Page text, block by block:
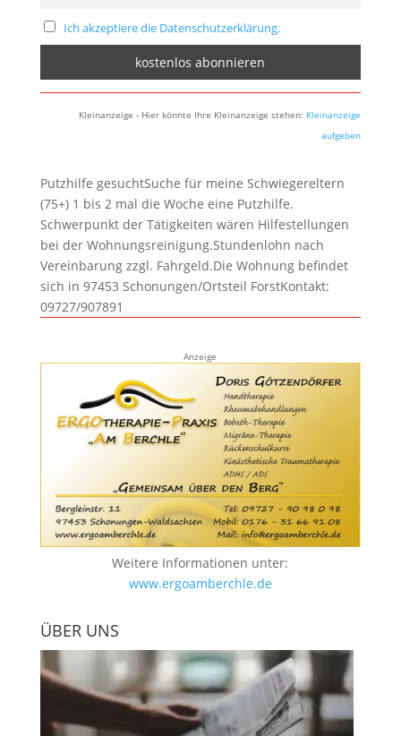
Ich akzeptiere die Datenschutzerklärung.
Kleinanzeige - Hier könnte Ihre Kleinanzeige stehen: Kleinanzeige
aufgeben
Putzhilfe gesuchtSuche für meine Schwiegereltern
(75+) 1 bis 2 mal die Woche eine Putzhilfe.
Schwerpunkt der Tätigkeiten wären Hilfestellungen
bei der Wohnungsreinigung.Stundenlohn nach
Vereinbarung zzgl. Fahrgeld.Die Wohnung befindet
sich in 97453 Schonungen/Ortsteil ForstKontakt:
09727/907891
Anzeige
Weitere Informationen unter:
www.ergoamberchle.de
ÜBER UNS